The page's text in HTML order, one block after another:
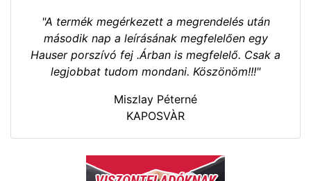
"A termék megérkezett a megrendelés után
második nap a leírásának megfelelően egy
Hauser porszívó fej .Árban is megfelelő. Csak a
legjobbat tudom mondani. Köszönöm!!!"
Miszlay Péterné
KAPOSVÀR